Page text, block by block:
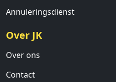
Annuleringsdienst
Over JK
Over ons
Contact